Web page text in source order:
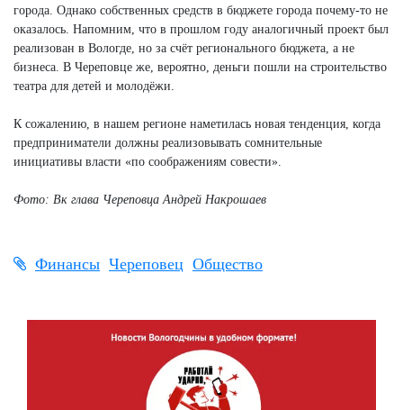
города. Однако собственных средств в бюджете города почему-то не
оказалось. Напомним, что в прошлом году аналогичный проект был
реализован в Вологде, но за счёт регионального бюджета, а не
бизнеса. В Череповце же, вероятно, деньги пошли на строительство
театра для детей и молодёжи.
К сожалению, в нашем регионе наметилась новая тенденция, когда
предприниматели должны реализовывать сомнительные
инициативы власти «по соображениям совести».
Фото: Вк глава Череповца Андрей Накрошаев
Финансы Череповец Общество